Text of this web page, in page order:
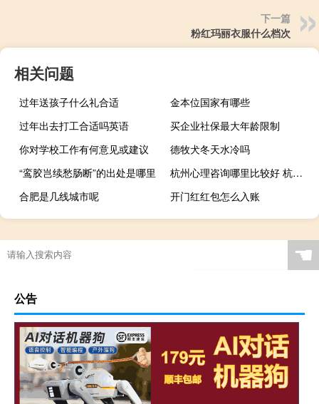
下一篇
粉红玛丽衣服什么档次
相关问题
过年送孩子什么礼合适
金本位国家有哪些
过年出去打工合适吗英语
买企业社保最大年龄限制
你对学校工作有何意见或建议
德牧犬冬天水冷吗
“鸾胶岂续愁肠断”的出处是哪里
杭州心理咨询哪里比较好 杭州心理咨询机构排名
合肥是几线城市呢
开门红红包怎么入账
☚
公告